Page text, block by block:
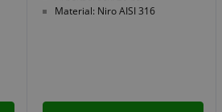
Material: Niro AISI 316